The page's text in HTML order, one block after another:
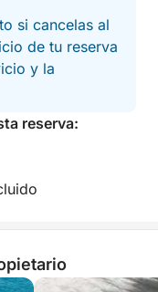
de Villasimius,
de los tesoros
si cancelas al
de tu reserva
y la
reserva: